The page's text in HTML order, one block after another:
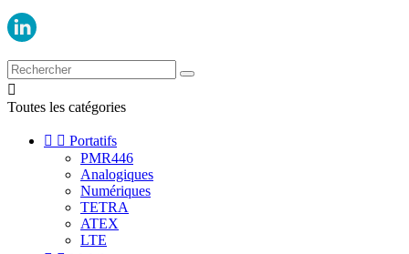

Toutes les catégories
  Portatifs
PMR446
Analogiques
Numériques
TETRA
ATEX
LTE